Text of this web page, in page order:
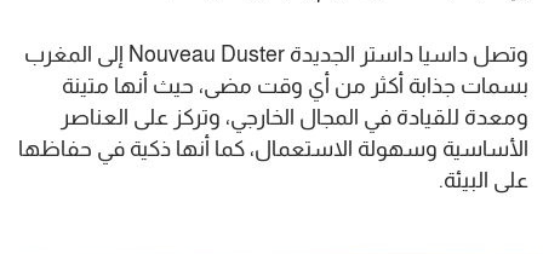
وتصل داسيا داستر الجديدة Nouveau Duster إلى المغرب
بسمات جذابة أكثر من أي وقت مضى، حيث أنها متينة
ومعدة للقيادة في المجال الخارجي، وتركز على العناصر
الأساسية وسهولة الاستعمال، كما أنها ذكية في حفاظها
على البيئة.